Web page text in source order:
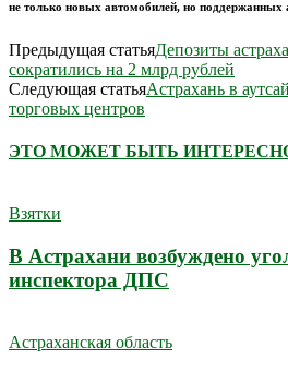
не только новых автомобилей, но поддержанных
Предыдущая статьяДепозиты
сократились на 2 млрд рублей
Следующая статьяАстрахань в
торговых центров
ЭТО МОЖЕТ БЫТЬ
Взятки
В Астрахани возбуждено
инспектора ДПС
Астраханская область